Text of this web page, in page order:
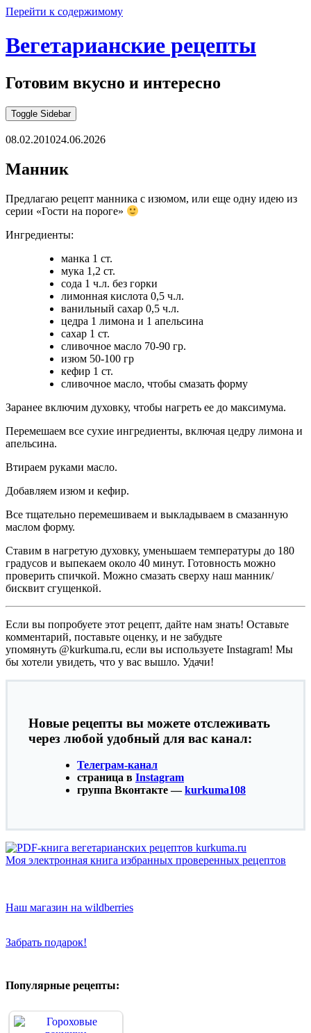
Перейти к содержимому
Вегетарианские рецепты
Готовим вкусно и интересно
Toggle Sidebar
08.02.201024.06.2026
Манник
Предлагаю рецепт манника с изюмом, или еще одну идею из
серии «Гости на пороге»
Ингредиенты:
манка 1 ст.
мука 1,2 ст.
сода 1 ч.л. без горки
лимонная кислота 0,5 ч.л.
ванильный сахар 0,5 ч.л.
цедра 1 лимона и 1 апельсина
сахар 1 ст.
сливочное масло 70-90 гр.
изюм 50-100 гр
кефир 1 ст.
сливочное масло, чтобы смазать форму
Заранее включим духовку, чтобы нагреть ее до максимума.
Перемешаем все сухие ингредиенты, включая цедру лимона и
апельсина.
Втираем руками масло.
Добавляем изюм и кефир.
Все тщательно перемешиваем и выкладываем в смазанную
маслом форму.
Ставим в нагретую духовку, уменьшаем температуры до 180
градусов и выпекаем около 40 минут. Готовность можно
проверить спичкой. Можно смазать сверху наш манник/
бисквит сгущенкой.
Если вы попробуете этот рецепт, дайте нам знать! Оставьте
комментарий, поставьте оценку, и не забудьте
упомянуть @kurkuma.ru, если вы используете Instagram! Мы
бы хотели увидеть, что у вас вышло. Удачи!
Новые рецепты вы можете отслеживать
через любой удобный для вас канал:
Телеграм-канал
страница в Instagram
группа Вконтакте —kurkuma108
Моя электронная книга избранных проверенных рецептов
Наш магазин на wildberries
Забрать подарок!
Популярные рецепты: